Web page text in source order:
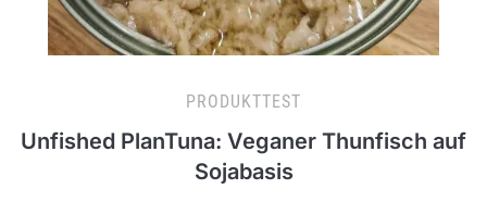
PRODUKTTEST
Unfished PlanTuna: Veganer Thunfisch auf
Sojabasis